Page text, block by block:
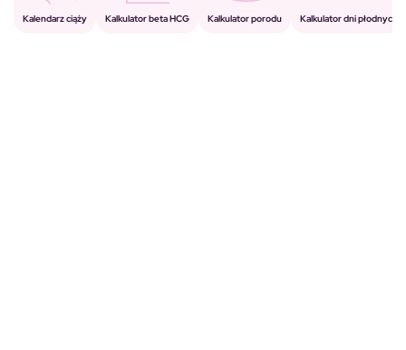
Kalendarz ciąży Kalkulator beta HCG Kalkulator porodu Kalkulator dni płodnych